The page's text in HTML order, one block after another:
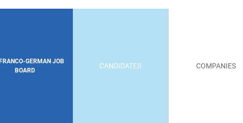
GERMAN JOB
BOARD
CANDIDATES COMPANIES